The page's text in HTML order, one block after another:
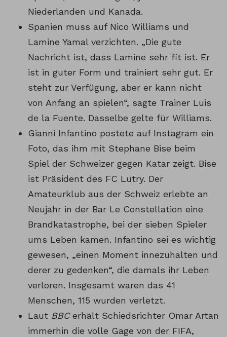
Niederlanden und Kanada.
Spanien muss auf Nico Williams und
Lamine Yamal verzichten. „Die gute
Nachricht ist, dass Lamine sehr fit ist. Er
ist in guter Form und trainiert sehr gut. Er
steht zur Verfügung, aber er kann nicht
von Anfang an spielen“, sagte Trainer Luis
de la Fuente. Dasselbe gelte für Williams.
Gianni Infantino postete auf Instagram ein
Foto, das ihm mit Stephane Bise beim
Spiel der Schweizer gegen Katar zeigt. Bise
ist Präsident des FC Lutry. Der
Amateurklub aus der Schweiz erlebte an
Neujahr in der Bar Le Constellation eine
Brandkatastrophe, bei der sieben Spieler
ums Leben kamen. Infantino sei es wichtig
gewesen, „einen Moment innezuhalten und
derer zu gedenken“, die damals ihr Leben
verloren. Insgesamt waren das 41
Menschen, 115 wurden verletzt.
Laut BBCerhält Schiedsrichter Omar Artan
immerhin die volle Gage von der FIFA,